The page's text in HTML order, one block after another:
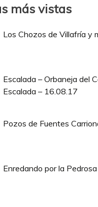
más vistas
Los Chozos de Villafría y
Escalada – Orbaneja del
Escalada – 16.08.17
Pozos de Fuentes
Enredando por la